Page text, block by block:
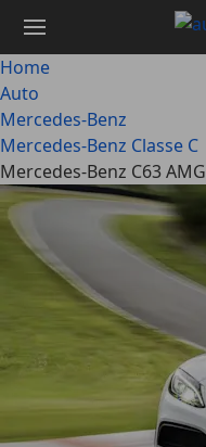
contenuto
principale
Home
Auto
Mercedes-Benz
Mercedes-Benz Classe C
Mercedes-Benz C63 AMG